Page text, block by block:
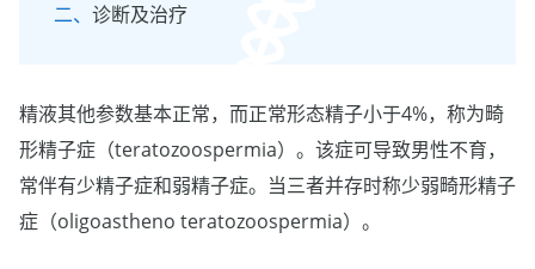
诊断及治疗
精液其他参数基本正常，而正常形态精子小于4%，称为畸
形精子症（teratozoospermia）。该症可导致男性不育，
常伴有少精子症和弱精子症。当三者并存时称少弱畸形精子
症（oligoastheno teratozoospermia）。